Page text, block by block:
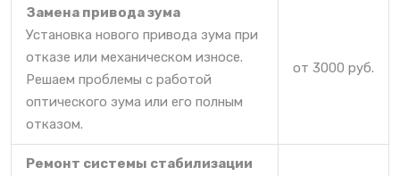
Замена привода зума
Установка нового привода зума при
отказе или механическом износе.
Решаем проблемы с работой
оптического зума или его полным
отказом.
от 3000 руб.
Ремонт системы стабилизации